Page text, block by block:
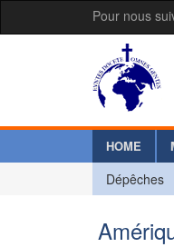
Pour nous
HOME
Dépêches